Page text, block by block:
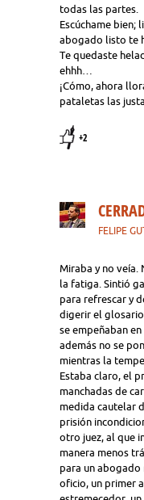
todas las partes.
Escúchame bien;
abogado listo te
Te quedaste
ehhh…
¡Cómo, ahora
pataletas las
+2
FELIPE
Miraba y no veía.
la fatiga. Sintió
para refrescar y
digerir el
se empeñaban
además no se
mientras la
Estaba claro, el
manchadas de
medida cautelar
prisión
otro juez, al que
manera menos
para un
oficio, un primer